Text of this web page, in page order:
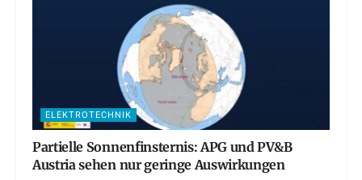
ELEKTROTECHNIK
Partielle Sonnenfinsternis: APG und PV&B
Austria sehen nur geringe Auswirkungen